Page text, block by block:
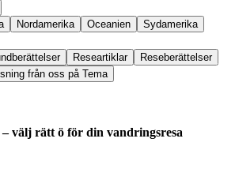
Nordamerika Oceanien
Sydamerika
Researtiklar
Reseberättelser
från oss på Tema
välj rätt ö för din vandringsresa